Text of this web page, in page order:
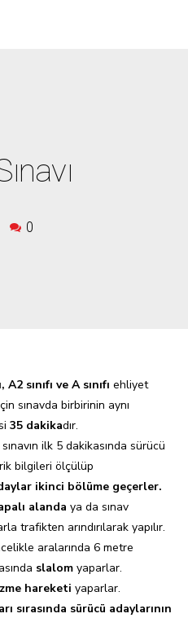
0
A2 sınıfı ve A sınıfı ehliyet
sınavda birbirinin aynı
35 dakikadır.
ilk 5 dakikasında sürücü
bilgileri ölçülüp
ikinci bölüme geçerler.
alanda ya da sınav
trafikten arındırılarak yapılır.
aralarında 6 metre
slalom yaparlar.
hareketi yaparlar.
sırasında sürücü adaylarının